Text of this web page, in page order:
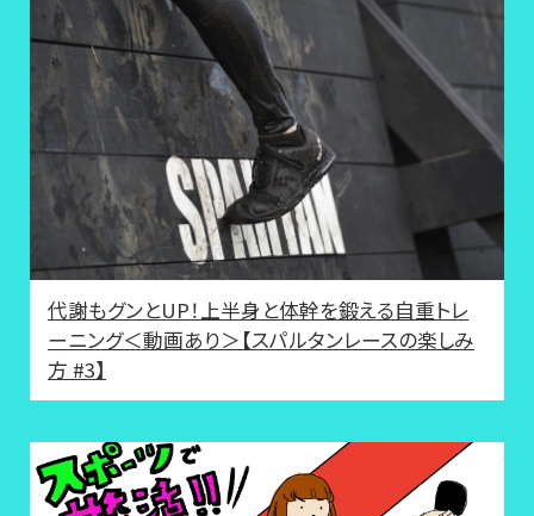
代謝もグンとUP！上半身と体幹を鍛える自重トレ
ーニング＜動画あり＞【スパルタンレースの楽しみ
方 #3】